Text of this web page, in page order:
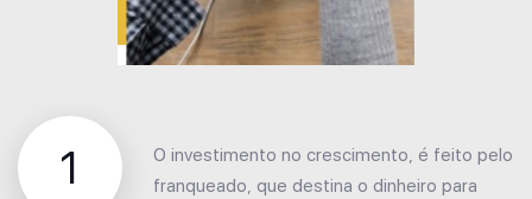
1
O investimento no crescimento, é feito pelo
franqueado, que destina o dinheiro para